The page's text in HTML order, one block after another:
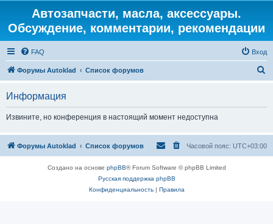
Автозапчасти, масла, аксессуары.
Обсуждение, комментарии, рекомендации
FAQ Вход
Форумы Autoklad Список форумов
Информация
Извините, но конференция в настоящий момент недоступна
Форумы Autoklad Список форумов Часовой пояс: UTC+03:00
Создано на основе phpBB® Forum Software © phpBB Limited
Русская поддержка phpBB
Конфиденциальность| Правила